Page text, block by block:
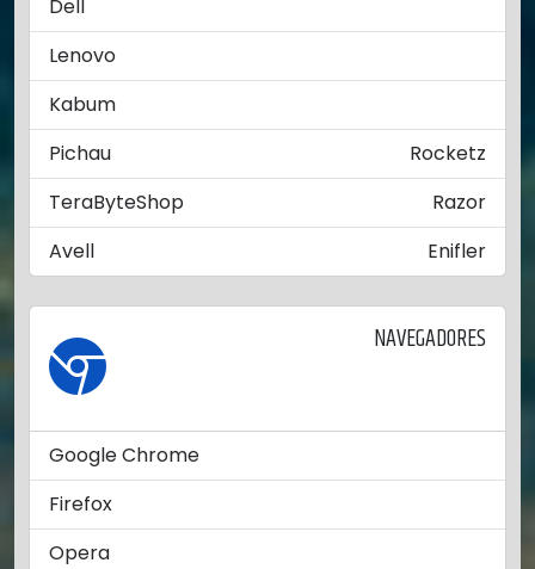
Dell
Lenovo
Kabum
Pichau
Rocketz
TeraByteShop
Razor
Avell
Enifler
NAVEGADORES
Google Chrome
Firefox
Opera